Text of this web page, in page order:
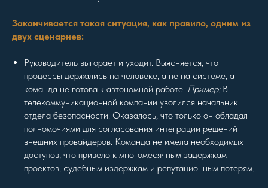
Заканчивается такая ситуация, как правило, одним из
двух сценариев:
Руководитель выгорает и уходит. Выясняется, что
процессы держались на человеке, а не на системе, а
команда не готова к автономной работе. Пример:В
телекоммуникационной компании уволился начальник
отдела безопасности. Оказалось, что только он обладал
полномочиями для согласования интеграции решений
внешних провайдеров. Команда не имела необходимых
доступов, что привело к многомесячным задержкам
проектов, судебным издержкам и репутационным потерям.